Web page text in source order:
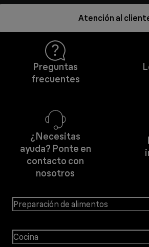
Atención al
Preguntas
frecuentes
¿Necesitas
ayuda? Ponte en
contacto con
nosotros
Preparación de alimentos
Cocina